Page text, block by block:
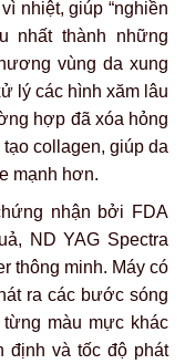
nhiệt, giúp “nghiền
nhất thành những
vùng da xung
lý các hình xăm lâu
hợp đã xóa hỏng
collagen, giúp da
mạnh hơn.
nhận bởi FDA
ND YAG Spectra
thông minh. Máy có
ra các bước sóng
từng màu mực khác
định và tốc độ phát